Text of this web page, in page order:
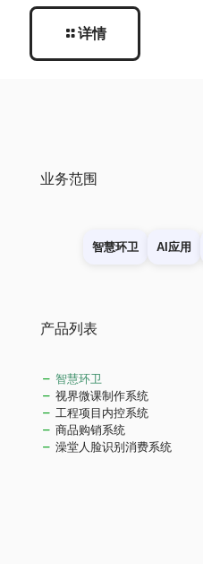
详情
业务范围
智慧环卫 AI应用
产品列表
智慧环卫
视界微课制作系统
工程项目内控系统
商品购销系统
澡堂人脸识别消费系统